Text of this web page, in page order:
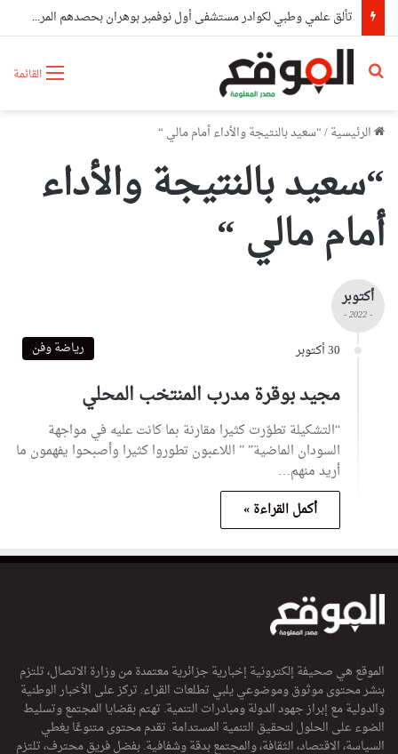
تألق علمي وطبي لكوادر مستشفى أول نوفمبر بوهران بحصدهم المراتب الأولى وطنيا
القائمة بحث عن
الرئيسية/“سعيد بالنتيجة والأداء أمام مالي “
“سعيد بالنتيجة والأداء
أمام مالي “
أكتوبر
- 2022 -
30 أكتوبر رياضة وفن
مجيد بوقرة مدرب المنتخب المحلي
“التشكيلة تطوّرت كثيرا مقارنة بما كانت عليه في مواجهة
السودان الماضية” ” اللاعبون تطوروا كثيرا وأصبحوا يفهمون ما
أريد منهم…
أكمل القراءة »
الموقع هي صحيفة إلكترونية إخبارية جزائرية معتمدة من وزارة الاتصال، تلتزم
بنشر محتوى موثوق وموضوعي يلبي تطلعات القراء. تركز على الأخبار الوطنية
والدولية مع إبراز جهود الدولة ومبادرات التنمية. تهتم بقضايا المجتمع وتسليط
الضوء على الحلول لتحقيق التنمية المستدامة. تقدم محتوى متنوعًا يغطي
السياسة، الاقتصاد، الثقافة، والمجتمع بدقة وشفافية. بفضل فريق محترف، تلتزم